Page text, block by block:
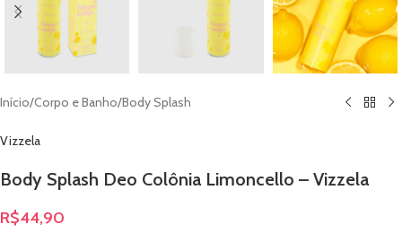
Início/Corpo e Banho/Body Splash
Vizzela
Body Splash Deo Colônia Limoncello – Vizzela
R$44,90